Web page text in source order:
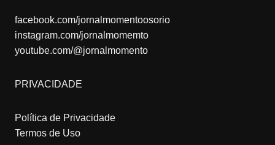
facebook.com/jornalmomentoosorio
instagram.com/jornalmomemto
youtube.com/@jornalmomento
PRIVACIDADE
Política de Privacidade
Termos de Uso